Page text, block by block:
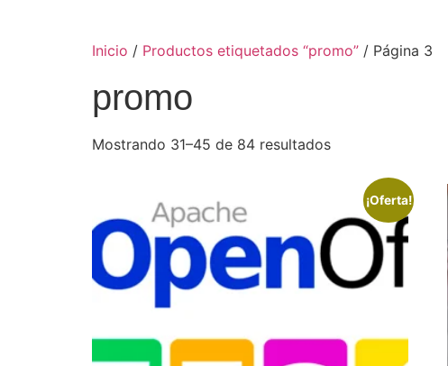
Inicio / Productos etiquetados “promo” / Página 3
promo
Mostrando 31–45 de 84 resultados
¡Oferta!